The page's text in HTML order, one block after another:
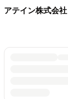
アテイン株式会社